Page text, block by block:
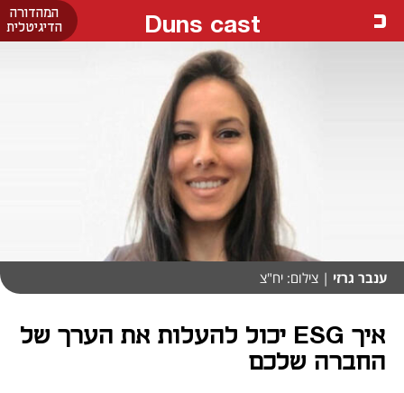
המהדורה
הדיגיטלית
Duns cast
ענבר גרזי | צילום: יח"צ
איך ESG יכול להעלות את הערך של
החברה שלכם